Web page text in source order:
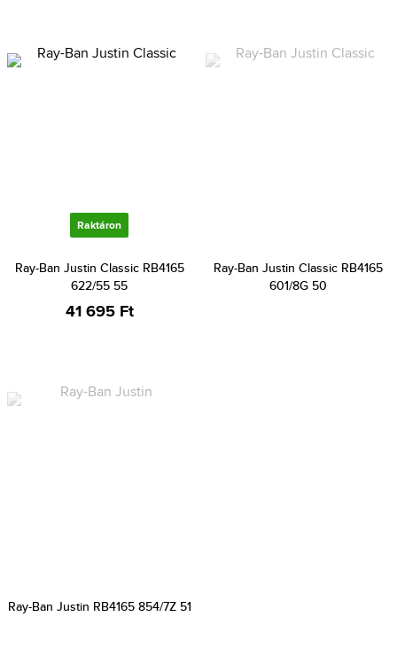
Raktáron
Ray-Ban Justin Classic RB4165
622/55 55
41 695 Ft
Ray-Ban Justin Classic RB4165
601/8G 50
Ray-Ban Justin RB4165 854/7Z 51